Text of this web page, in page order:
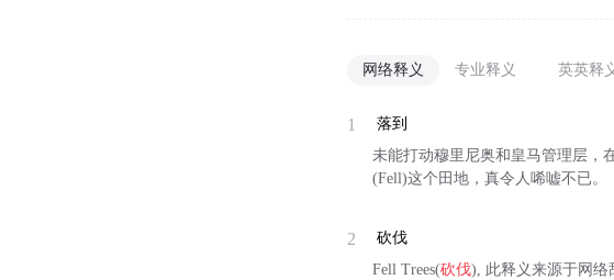
网络释义 专业释义 英英释
1
落到
未能打动穆里尼奥和皇马管理层，
(Fell)这个田地，真令人唏嘘不已。
2
砍伐
Fell Trees(砍伐), 此释义来源于网络